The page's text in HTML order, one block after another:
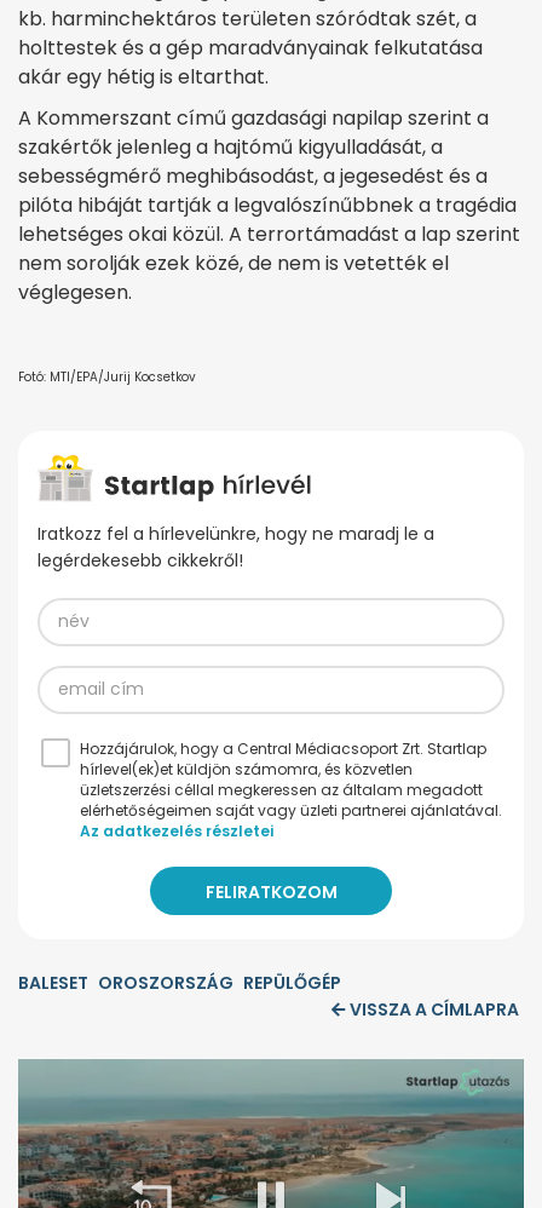
kb. harminchektáros területen szóródtak szét, a
holttestek és a gép maradványainak felkutatása
akár egy hétig is eltarthat.
A Kommerszant című gazdasági napilap szerint a
szakértők jelenleg a hajtómű kigyulladását, a
sebességmérő meghibásodást, a jegesedést és a
pilóta hibáját tartják a legvalószínűbbnek a tragédia
lehetséges okai közül. A terrortámadást a lap szerint
nem sorolják ezek közé, de nem is vetették el
véglegesen.
Fotó: MTI/EPA/Jurij Kocsetkov
Iratkozz fel a hírlevelünkre, hogy ne maradj le a
legérdekesebb cikkekről!
Hozzájárulok, hogy a Central Médiacsoport Zrt. Startlap
hírlevel(ek)et küldjön számomra, és közvetlen
üzletszerzési céllal megkeressen az általam megadott
elérhetőségeimen saját vagy üzleti partnerei ajánlatával.
Az adatkezelés részletei
BALESET OROSZORSZÁG REPÜLŐGÉP
VISSZA A CÍMLAPRA